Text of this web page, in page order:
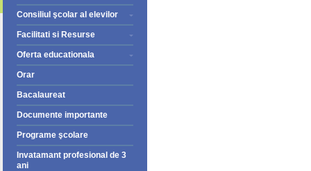
Consiliul şcolar al elevilor
Facilitati si Resurse
Oferta educationala
Orar
Bacalaureat
Documente importante
Programe şcolare
Invatamant profesional de 3
ani